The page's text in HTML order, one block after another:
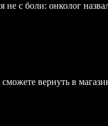
не с боли: онколог
вернуть в